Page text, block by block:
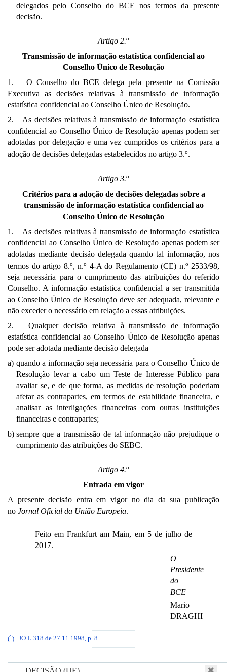
delegados pelo Conselho do BCE nos termos da presente
decisão.
Artigo 2.o
Transmissão de informação estatística confidencial ao
Conselho Único de Resolução
1. O Conselho do BCE delega pela presente na Comissão
Executiva as decisões relativas à transmissão de informação
estatística confidencial ao Conselho Único de Resolução.
2. As decisões relativas à transmissão de informação estatística
confidencial ao Conselho Único de Resolução apenas podem ser
adotadas por delegação e uma vez cumpridos os critérios para a
adoção de decisões delegadas estabelecidos no artigo 3.o.
Artigo 3.o
Critérios para a adoção de decisões delegadas sobre a
transmissão de informação estatística confidencial ao
Conselho Único de Resolução
1. As decisões relativas à transmissão de informação estatística
confidencial ao Conselho Único de Resolução apenas podem ser
adotadas mediante decisão delegada quando tal informação, nos
termos do artigo 8.o, n.o 4-A do Regulamento (CE) n.o 2533/98,
seja necessária para o cumprimento das atribuições do referido
Conselho. A informação estatística confidencial a ser transmitida
ao Conselho Único de Resolução deve ser adequada, relevante e
não exceder o necessário em relação a essas atribuições.
2. Qualquer decisão relativa à transmissão de informação
estatística confidencial ao Conselho Único de Resolução apenas
pode ser adotada mediante decisão delegada
a) quando a informação seja necessária para o Conselho Único de
Resolução levar a cabo um Teste de Interesse Público para
avaliar se, e de que forma, as medidas de resolução poderiam
afetar as contrapartes, em termos de estabilidade financeira, e
analisar as interligações financeiras com outras instituições
financeiras e contrapartes;
b) sempre que a transmissão de tal informação não prejudique o
cumprimento das atribuições do SEBC.
Artigo 4.o
Entrada em vigor
A presente decisão entra em vigor no dia da sua publicação
no Jornal Oficial da União Europeia.
Feito em Frankfurt am Main, em 5 de julho de
2017.
O
Presidente
do
BCE
Mario
DRAGHI
(1 ) JO L 318 de 27.11.1998, p. 8.